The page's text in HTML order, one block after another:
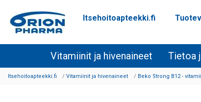
Siirry sisältöön
Itsehoitoapteekki.fi
Vitamiinit ja hivenaineet Tietoa
Itsehoitoapteekki.fi Vitamiinit ja hivenaineet Beko Strong B12 -